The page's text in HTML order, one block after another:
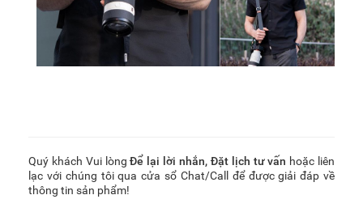
Quý khách Vui lòng Để lại lời nhắn, Đặt lịch tư vấn hoặc liên
lạc với chúng tôi qua cửa sổ Chat/Call để được giải đáp về
thông tin sản phẩm!